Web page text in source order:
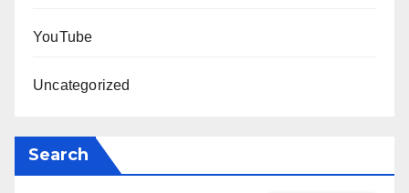
YouTube
Uncategorized
Search